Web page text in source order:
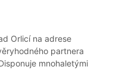
Orlicí na adrese
partnera
mnohaletými